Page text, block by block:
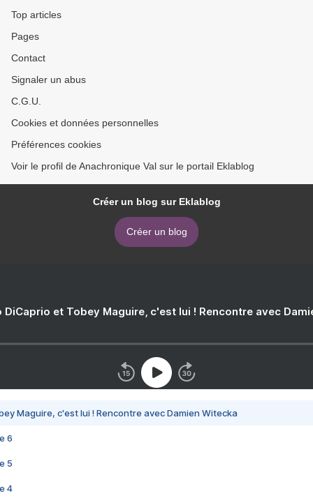
Top articles
Pages
Contact
Signaler un abus
C.G.U.
Cookies et données personnelles
Préférences cookies
Voir le profil de Anachronique Val sur le portail Eklablog
Créer un blog sur Eklablog
Créer un blog
DiCaprio et Tobey Maguire, c'est lui ! Rencontre avec
Maguire, c'est lui ! Rencontre avec Damien Witecka
6
5
4